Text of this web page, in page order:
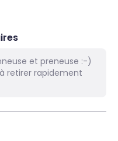
et preneuse :-)
retirer rapidement